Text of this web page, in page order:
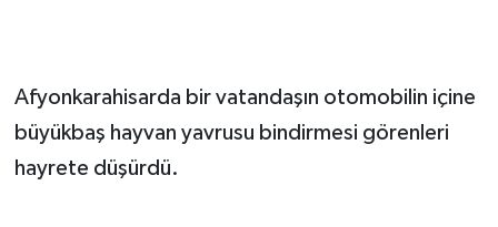
Afyonkarahisarda bir vatandaşın otomobilin içine
büyükbaş hayvan yavrusu bindirmesi görenleri
hayrete düşürdü.